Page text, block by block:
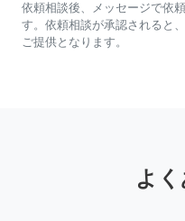
依頼相談後、メッセージで依
す。依頼相談が承認されると
ご提供となります。
よ